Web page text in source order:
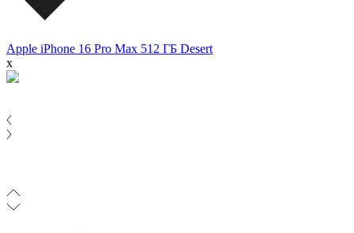
Apple iPhone 16 Pro Max 512 ГБ Desert
x